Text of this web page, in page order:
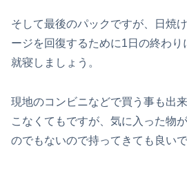
そして最後のパックですが、日焼
ージを回復するために1日の終わり
就寝しましょう。
現地のコンビニなどで買う事も出
こなくてもですが、気に入った物
のでもないので持ってきても良いで